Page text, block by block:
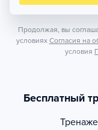
Продолжая, вы
условиях Согласия на
условия
Бесплатный